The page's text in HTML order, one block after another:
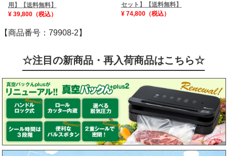
用】【送料無料】
¥ 39,800（税込）
セット】【送料無料】
¥ 74,800（税込）
【商品番号：79908-2】
☆注目の新商品・再入荷商品はこちら☆